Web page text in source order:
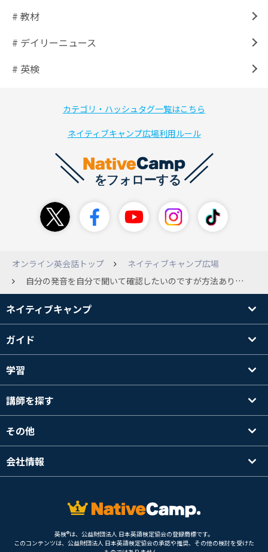
# 教材
# デイリーニュース
# 英検
カテゴリ・ハッシュタグ一覧はこちら
ネイティブキャンプ広場利用ルール
オンライン英会話トップ
ネイティブキャンプ広場
自分の発音を自分で聞いて確認したいのですが方法ありますか？
ネイティブキャンプ
ガイド
学習
講師を探す
その他
会社情報
英検®は、公益財団法人 日本英語検定協会の登録商標です。
このコンテンツは、公益財団法人 日本英語検定協会の承認や推奨、その他の検討を受けた